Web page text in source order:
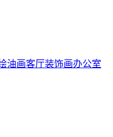
油画客厅装饰画办公室